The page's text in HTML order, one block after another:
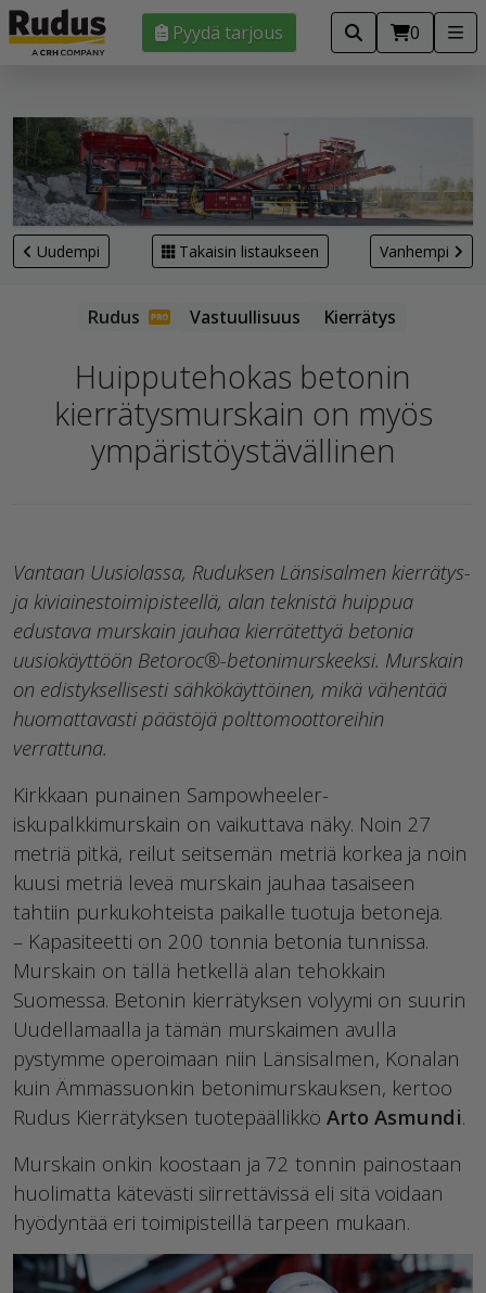
Pyydä tarjous 0
Uudempi Takaisin listaukseen Vanhempi
Vastuullisuus Kierrätys
Huipputehokas betonin
kierrätysmurskain on myös
ympäristöystävällinen
Vantaan Uusiolassa, Ruduksen Länsisalmen kierrätys-
ja kiviainestoimipisteellä, alan teknistä huippua
edustava murskain jauhaa kierrätettyä betonia
uusiokäyttöön Betoroc®-betonimurskeeksi. Murskain
on edistyksellisesti sähkökäyttöinen, mikä vähentää
huomattavasti päästöjä polttomoottoreihin
verrattuna.
Kirkkaan punainen Sampowheeler-
iskupalkkimurskain on vaikuttava näky. Noin 27
metriä pitkä, reilut seitsemän metriä korkea ja noin
kuusi metriä leveä murskain jauhaa tasaiseen
tahtiin purkukohteista paikalle tuotuja betoneja.
– Kapasiteetti on 200 tonnia betonia tunnissa.
Murskain on tällä hetkellä alan tehokkain
Suomessa. Betonin kierrätyksen volyymi on suurin
Uudellamaalla ja tämän murskaimen avulla
pystymme operoimaan niin Länsisalmen, Konalan
kuin Ämmässuonkin betonimurskauksen, kertoo
Rudus Kierrätyksen tuotepäällikkö Arto Asmundi.
Murskain onkin koostaan ja 72 tonnin painostaan
huolimatta kätevästi siirrettävissä eli sitä voidaan
hyödyntää eri toimipisteillä tarpeen mukaan.